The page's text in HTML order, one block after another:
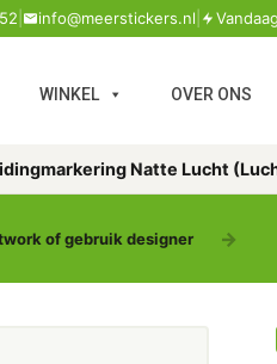
info@meerstickers.nl
WINKEL OVER ONS
Natte Lucht
of gebruik designer